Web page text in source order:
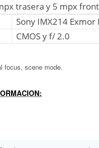
trasera y 5 mpx
Sony IMX214 Exmor
CMOS y f/ 2.0
focus, scene mode.